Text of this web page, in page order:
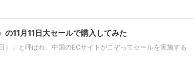
の11月11日大セールで購入してみた
）」と呼ばれ、中国のECサイトがこぞってセールを実施する